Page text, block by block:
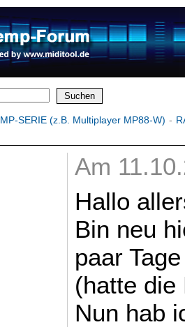
MP-SERIE (z.B. Multiplayer MP88-W) -
Am
Hallo
Bin neu
paar
(hatte die
Nun hab